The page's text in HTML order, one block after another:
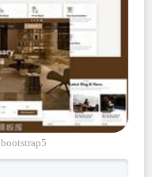
bootstrap5